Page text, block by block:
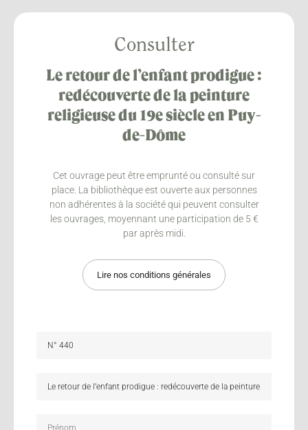
Consulter
Le retour de l’enfant prodigue :
redécouverte de la peinture
religieuse du 19e siècle en Puy-
de-Dôme
Cet ouvrage peut être emprunté ou consulté sur
place. La bibliothèque est ouverte aux personnes
non adhérentes à la société qui peuvent consulter
les ouvrages, moyennant une participation de 5 €
par après midi.
Lire nos conditions générales